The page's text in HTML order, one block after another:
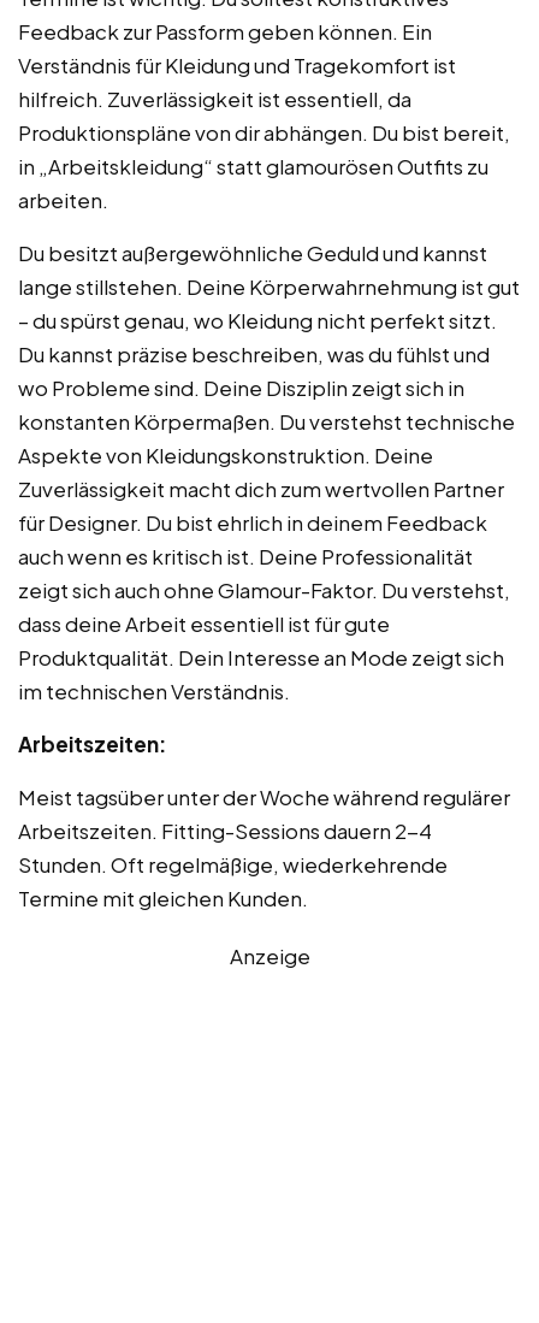
Feedback zur Passform geben können. Ein
Verständnis für Kleidung und Tragekomfort ist
hilfreich. Zuverlässigkeit ist essentiell, da
Produktionspläne von dir abhängen. Du bist bereit,
in „Arbeitskleidung“ statt glamourösen Outfits zu
arbeiten.
Du besitzt außergewöhnliche Geduld und kannst
lange stillstehen. Deine Körperwahrnehmung ist gut
– du spürst genau, wo Kleidung nicht perfekt sitzt.
Du kannst präzise beschreiben, was du fühlst und
wo Probleme sind. Deine Disziplin zeigt sich in
konstanten Körpermaßen. Du verstehst technische
Aspekte von Kleidungskonstruktion. Deine
Zuverlässigkeit macht dich zum wertvollen Partner
für Designer. Du bist ehrlich in deinem Feedback
auch wenn es kritisch ist. Deine Professionalität
zeigt sich auch ohne Glamour-Faktor. Du verstehst,
dass deine Arbeit essentiell ist für gute
Produktqualität. Dein Interesse an Mode zeigt sich
im technischen Verständnis.
Arbeitszeiten:
Meist tagsüber unter der Woche während regulärer
Arbeitszeiten. Fitting-Sessions dauern 2-4
Stunden. Oft regelmäßige, wiederkehrende
Termine mit gleichen Kunden.
Anzeige